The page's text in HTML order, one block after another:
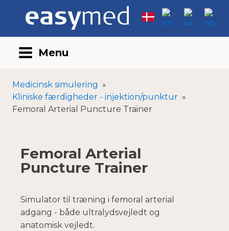
Menu
Medicinsk simulering »
Kliniske færdigheder - injektion/punktur »
Femoral Arterial Puncture Trainer
Femoral Arterial
Puncture Trainer
Simulator til træning i femoral arterial
adgang - både ultralydsvejledt og
anatomisk vejledt.